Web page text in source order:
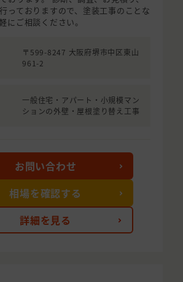
っておりますので、塗装工事のことな
にご相談ください。
〒599-8247 大阪府堺市中区東山
961-2
一般住宅・アパート・小規模マン
ションの外壁・屋根塗り替え工事
詳細を見る
お問い合わせ
相場を確認する